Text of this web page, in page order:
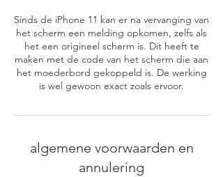
Sinds de iPhone 11 kan er na vervanging van
het scherm een melding opkomen, zelfs als
het een origineel scherm is. Dit heeft te
maken met de code van het scherm die aan
het moederbord gekoppeld is. De werking
is wel gewoon exact zoals ervoor.
algemene voorwaarden en
annulering